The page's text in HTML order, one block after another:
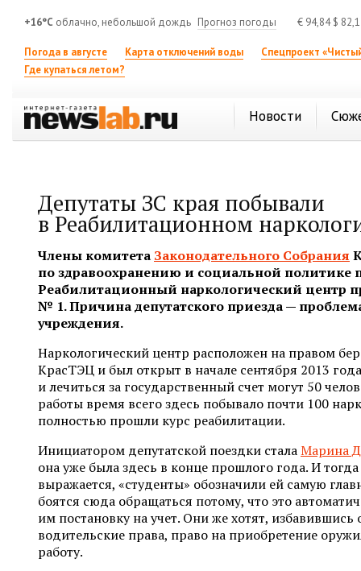
+16°C облачно, небольшой дождь Прогноз погоды € 94,84$
Погода в августе Карта отключений воды
Спецпроект
Где купаться летом?
Новости
Депутаты ЗС края побывали
в Реабилитационном
Члены комитета Законодательного Собрания
по здравоохранению и социальной политике
Реабилитационный наркологический центр
№ 1. Причина депутатского приезда —
учреждения.
Наркологический центр расположен на правом
КрасТЭЦ и был открыт в начале сентября 2013
и лечиться за государственный счет могут 50
работы время всего здесь побывало почти 100
полностью прошли курс реабилитации.
Инициатором депутатской поездки сталаМарина
она уже была здесь в конце прошлого года. И
выражается, «студенты» обозначили ей самую
боятся сюда обращаться потому, что это
им постановку на учет. Они же хотят, избавившись
водительские права, право на приобретение
работу.